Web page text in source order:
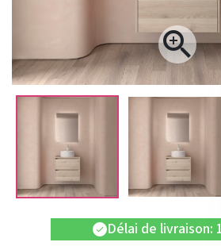

check Délai de livraison: